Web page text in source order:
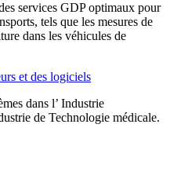
services GDP optimaux pour
tels que les mesures de
dans les véhicules de
et des logiciels
dans l’ Industrie
de Technologie médicale.